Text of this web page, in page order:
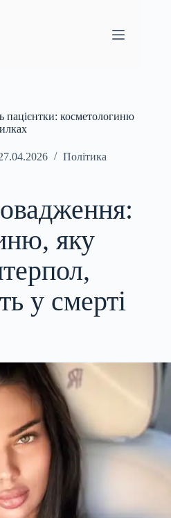
пацієнтки: косметологиню
Політика
яку
у смерті